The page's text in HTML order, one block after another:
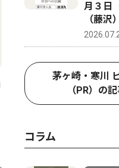
踊りや縁日で活気
月３日
（藤沢）
茅ヶ崎・寒川
（PR）の
コラム